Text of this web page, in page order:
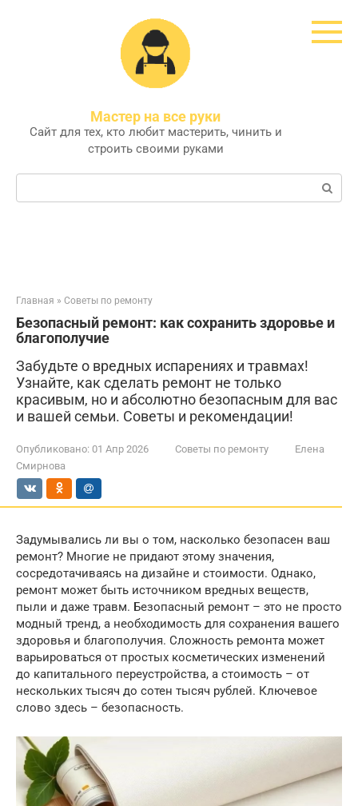
Мастер на все руки
Сайт для тех, кто любит мастерить, чинить и
строить своими руками
Поиск:
Главная » Советы по ремонту
Безопасный ремонт: как сохранить здоровье и
благополучие
Забудьте о вредных испарениях и травмах!
Узнайте, как сделать ремонт не только
красивым, но и абсолютно безопасным для вас
и вашей семьи. Советы и рекомендации!
Опубликовано: 01 Апр 2026 Советы по ремонту
Елена
Смирнова
Задумывались ли вы о том, насколько безопасен ваш
ремонт? Многие не придают этому значения,
сосредотачиваясь на дизайне и стоимости. Однако,
ремонт может быть источником вредных веществ,
пыли и даже травм. Безопасный ремонт – это не просто
модный тренд, а необходимость для сохранения вашего
здоровья и благополучия. Сложность ремонта может
варьироваться от простых косметических изменений
до капитального переустройства, а стоимость – от
нескольких тысяч до сотен тысяч рублей. Ключевое
слово здесь – безопасность.